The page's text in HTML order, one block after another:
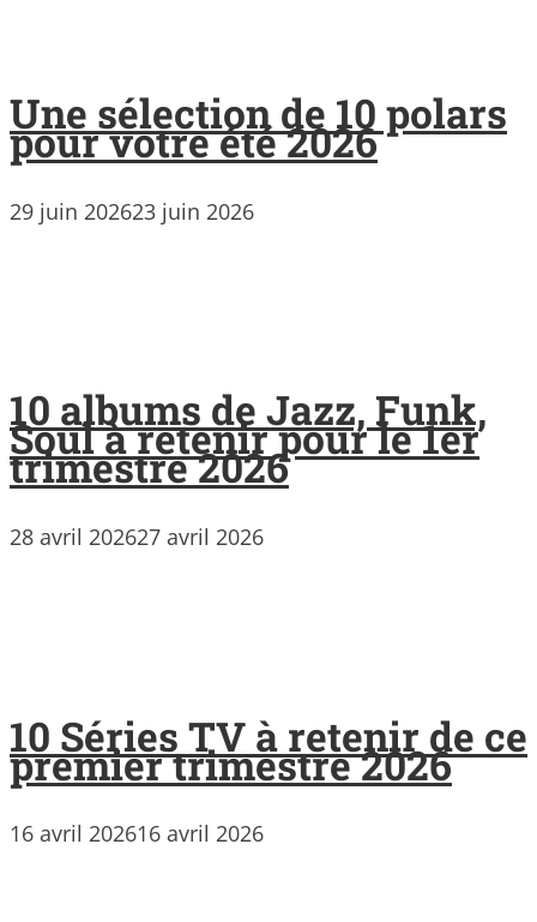
Une sélection de 10 polars
pour votre été 2026
29 juin 202623 juin 2026
10 albums de Jazz, Funk,
Soul à retenir pour le 1er
trimestre 2026
28 avril 202627 avril 2026
10 Séries TV à retenir de ce
premier trimestre 2026
16 avril 202616 avril 2026